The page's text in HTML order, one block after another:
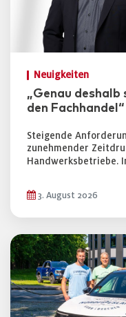
Neuigkeiten
„Genau
den Fachhandel“
Steigende
zunehmender
Handwerksbetriebe.
3. August 2026